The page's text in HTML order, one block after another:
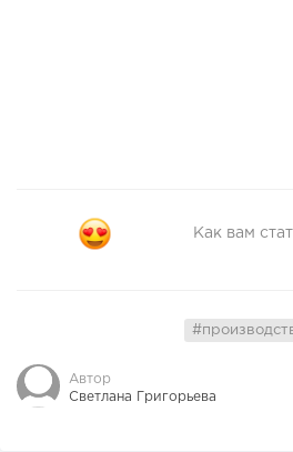
Как вам
Автор
Светлана Григорьева